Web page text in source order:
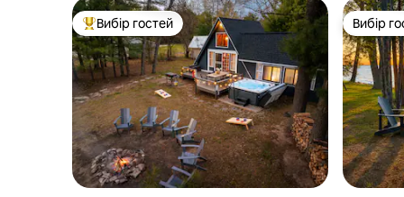
Топ вибір гостей
Вибір гостей Вибір
Вибір